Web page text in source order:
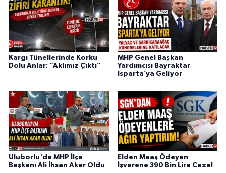
Kargı Tünellerinde Korku
Dolu Anlar: “Aklımız Çıktı”
MHP Genel Başkan
Yardımcısı Bayraktar
Isparta’ya Geliyor
Uluborlu'da MHP İlçe
Başkanı Ali İhsan Akar Oldu
Elden Maaş Ödeyen
İşverene 390 Bin Lira Ceza!